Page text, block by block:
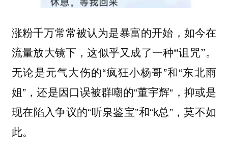
涨粉千万常常被认为是暴富的开始，如今在
流量放大镜下，这似乎又成了一种“诅咒”。
无论是元气大伤的“疯狂小杨哥”和“东北雨
姐”，还是因口误被群嘲的“董宇辉“，抑或是
现在陷入争议的“听泉鉴宝”和“k总”，莫不如
此。